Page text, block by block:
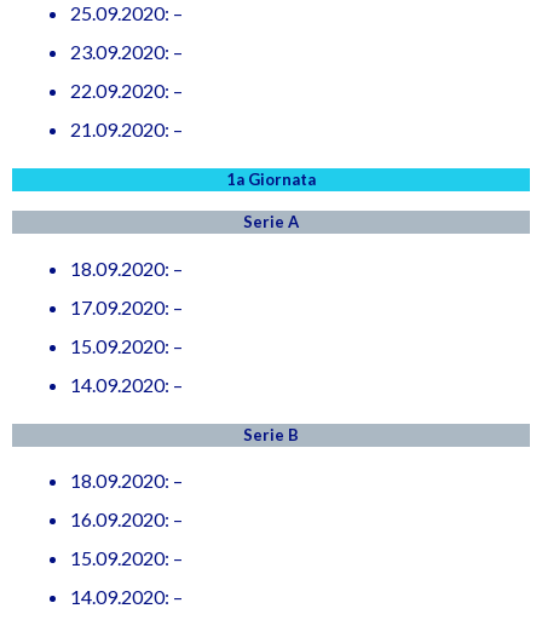
25.09.2020: –
23.09.2020: –
22.09.2020: –
21.09.2020: –
1a Giornata
Serie A
18.09.2020: –
17.09.2020: –
15.09.2020: –
14.09.2020: –
Serie B
18.09.2020: –
16.09.2020: –
15.09.2020: –
14.09.2020: –